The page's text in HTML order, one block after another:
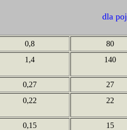
dla
0,8
80
1,4 140
0,27
27
0,22 22
0,15 15